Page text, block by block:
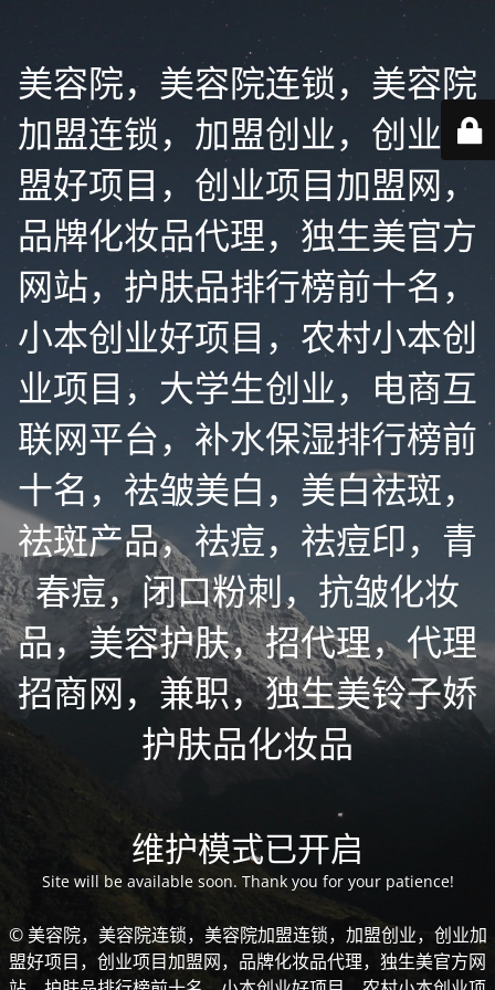
美容院，美容院连锁，美容院
加盟连锁，加盟创业，创业加
盟好项目，创业项目加盟网，
品牌化妆品代理，独生美官方
网站，护肤品排行榜前十名，
小本创业好项目，农村小本创
业项目，大学生创业，电商互
联网平台，补水保湿排行榜前
十名，祛皱美白，美白祛斑，
祛斑产品，祛痘，祛痘印，青
春痘，闭口粉刺，抗皱化妆
品，美容护肤，招代理，代理
招商网，兼职，独生美铃子娇
护肤品化妆品
维护模式已开启
Site will be available soon. Thank you for your patience!
© 美容院，美容院连锁，美容院加盟连锁，加盟创业，创业加
盟好项目，创业项目加盟网，品牌化妆品代理，独生美官方网